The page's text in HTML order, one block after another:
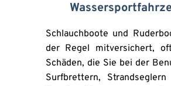
Schlauchboote und
der Regel mitversichert,
Schäden, die Sie bei der
Surfbrettern,